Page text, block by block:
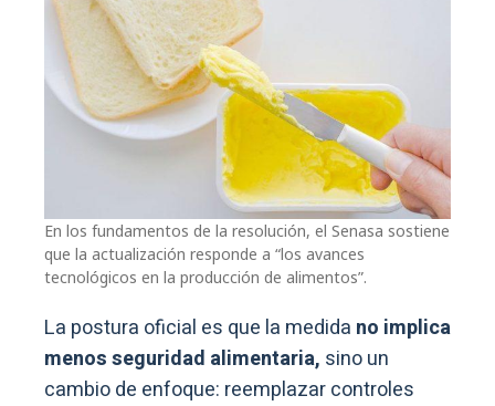
En los fundamentos de la resolución, el Senasa sostiene
que la actualización responde a “los avances
tecnológicos en la producción de alimentos”.
La postura oficial es que la medida no implica
menos seguridad alimentaria, sino un
cambio de enfoque: reemplazar controles